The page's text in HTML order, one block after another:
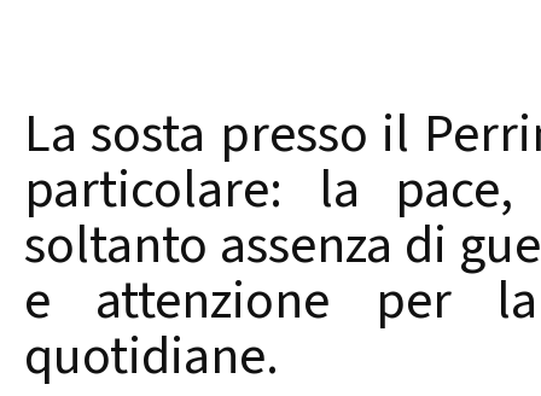
La sosta presso il
particolare: la
soltanto assenza di
e attenzione per
quotidiane.